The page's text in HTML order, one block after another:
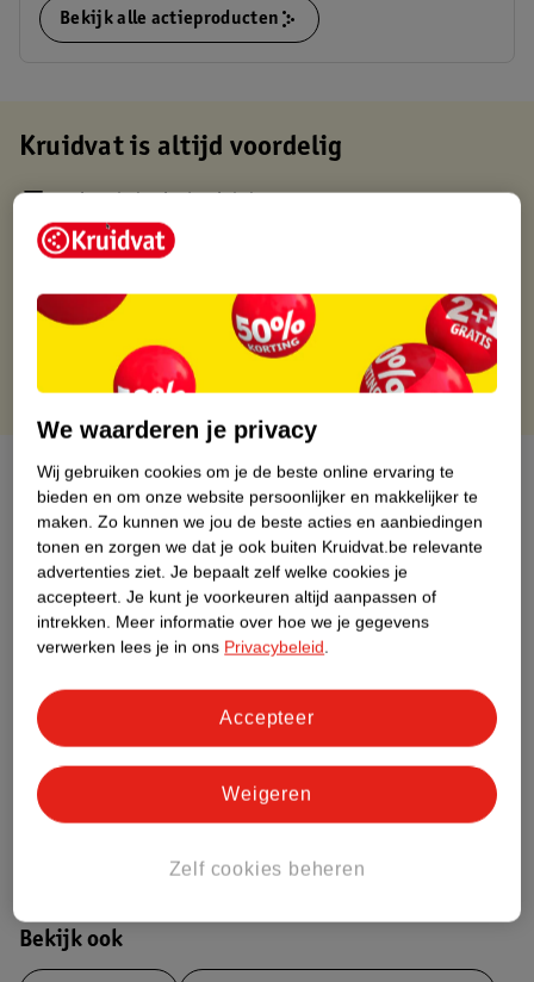
Bekijk alle actieproducten
Kruidvat is altijd voordelig
Op werkdagen voor 22:00 uur besteld, volgende dag in huis
Gratis thuisbezorgd vanaf 50.00
Gratis punten met je Kruidvat kaart
Over dit product
Productinformatie
Etiketinformatie
Impact Score.
Bekijk ook
We waarderen je privacy
Wij gebruiken cookies om je de beste online ervaring te
bieden en om onze website persoonlijker en makkelijker te
maken. Zo kunnen we jou de beste acties en aanbiedingen
tonen en zorgen we dat je ook buiten Kruidvat.be relevante
advertenties ziet. Je bepaalt zelf welke cookies je
accepteert. Je kunt je voorkeuren altijd aanpassen of
intrekken. Meer informatie over hoe we je gegevens
verwerken lees je in ons Privacybeleid.
Zelf cookies beheren
Weigeren
Accepteer